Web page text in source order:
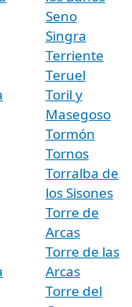
Seno
Singra
Terriente
Teruel
Toril y
Masegoso
Tormón
Tornos
Torralba de
los Sisones
Torre de
Arcas
Torre de las
Arcas
Torre del